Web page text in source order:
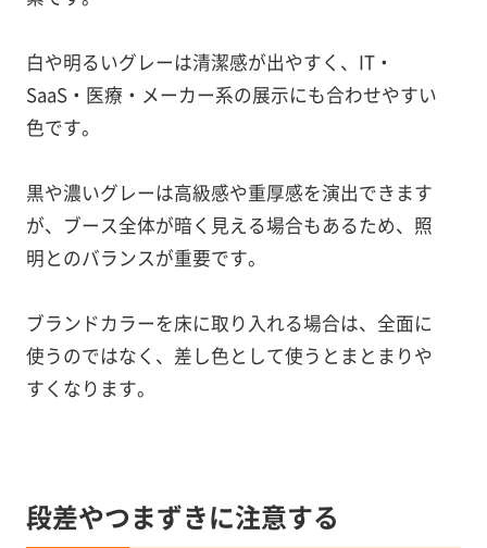
白や明るいグレーは清潔感が出やすく、IT・
SaaS・医療・メーカー系の展示にも合わせやすい
色です。
黒や濃いグレーは高級感や重厚感を演出できます
が、ブース全体が暗く見える場合もあるため、照
明とのバランスが重要です。
ブランドカラーを床に取り入れる場合は、全面に
使うのではなく、差し色として使うとまとまりや
すくなります。
段差やつまずきに注意する